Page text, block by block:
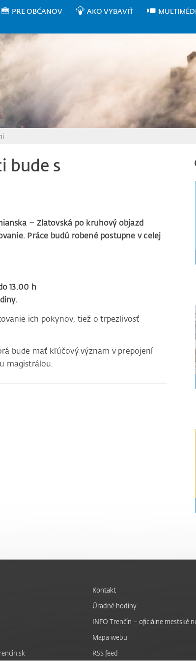
PRE OBČANOV AKO VYBAVIŤ
bude s
– Zlatovská po kruhový objazd
Práce budú robené postupne v celej
13.00 h
ich pokynov, tiež o trpezlivosť
bude mať kľúčový význam v prepojení
magistrálou.
Kontakt
Úradné hodiny
INFO Trenčín – oficiálne mestské
Mapa webu
RSS feed